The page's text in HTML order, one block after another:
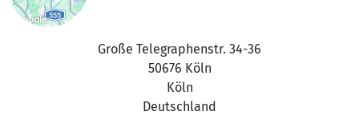
Große Telegraphenstr. 34-36
50676 Köln
Köln
Deutschland